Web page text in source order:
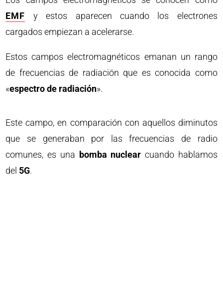
EMF y estos aparecen cuando los electrones
cargados empiezan a acelerarse.
Estos campos electromagnéticos emanan un rango
de frecuencias de radiación que es conocida como
«espectro de radiación».
Este campo, en comparación con aquellos diminutos
que se generaban por las frecuencias de radio
comunes, es una bomba nuclear cuando hablamos
del 5G.